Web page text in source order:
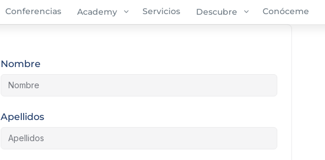
Conferencias Academy 3 Servicios Descubre 3 Conóceme
Nombre
Apellidos